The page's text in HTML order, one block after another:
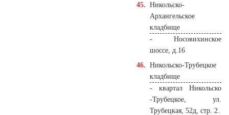
Никольско-
Архангельское
кладбище
- Носовихинское
шоссе, д.16
Никольско-Трубецкое
кладбище
- квартал Никольско
-Трубецкое, ул.
Трубецкая, 52д, стр. 2.